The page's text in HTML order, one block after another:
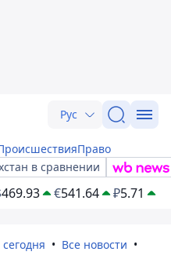
Рус
Право
в сравнении
469.93 €541.64 ₽5.71
Все новости